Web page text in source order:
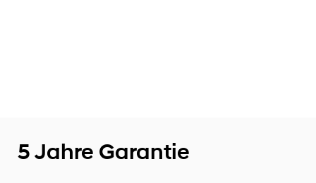
5 Jahre Garantie